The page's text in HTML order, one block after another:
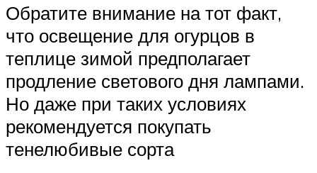
Обратите внимание на тот факт,
что освещение для огурцов в
теплице зимой предполагает
продление светового дня лампами.
Но даже при таких условиях
рекомендуется покупать
тенелюбивые сорта